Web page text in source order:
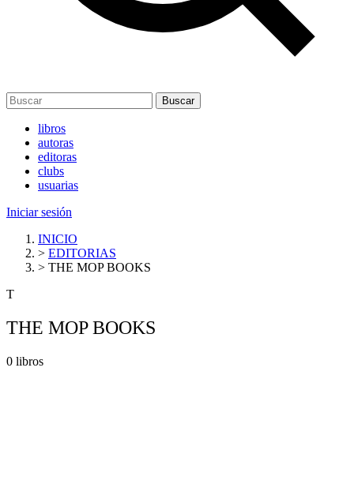
Buscar
libros
autoras
editoras
clubs
usuarias
Iniciar sesión
INICIO
> EDITORIAS
> THE MOP BOOKS
T
THE MOP BOOKS
0 libros